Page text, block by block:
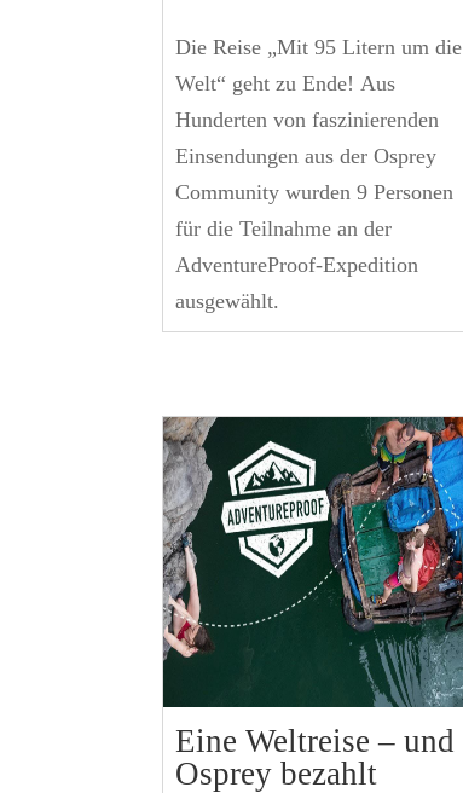
Die Reise „Mit 95 Litern um die
Welt“ geht zu Ende! Aus
Hunderten von faszinierenden
Einsendungen aus der Osprey
Community wurden 9 Personen
für die Teilnahme an der
AdventureProof-Expedition
ausgewählt.
Eine Weltreise – und
Osprey bezahlt